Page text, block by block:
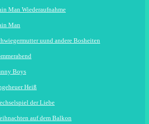
Man Wiederaufnahme
Man
uund andere Bosheiten
Boys
Heiß
der Liebe
auf dem Balkon